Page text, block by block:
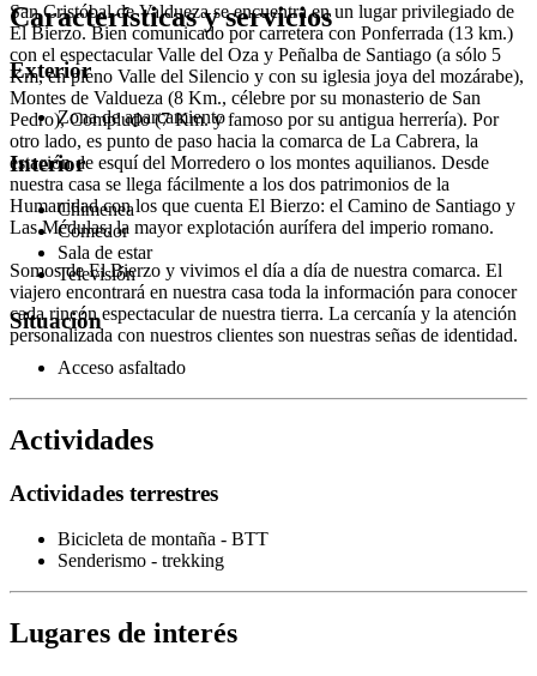
San Cristóbal de Valdueza se encuentra en un lugar privilegiado de
El Bierzo. Bien comunicado por carretera con Ponferrada (13 km.)
con el espectacular Valle del Oza y Peñalba de Santiago (a sólo 5
Km, en pleno Valle del Silencio y con su iglesia joya del mozárabe),
Montes de Valdueza (8 Km., célebre por su monasterio de San
Pedro), Compludo (7 Km. y famoso por su antigua herrería). Por
otro lado, es punto de paso hacia la comarca de La Cabrera, la
estación de esquí del Morredero o los montes aquilianos. Desde
nuestra casa se llega fácilmente a los dos patrimonios de la
Humanidad con los que cuenta El Bierzo: el Camino de Santiago y
Las Médulas, la mayor explotación aurífera del imperio romano.
Somos de El Bierzo y vivimos el día a día de nuestra comarca. El
viajero encontrará en nuestra casa toda la información para conocer
cada rincón espectacular de nuestra tierra. La cercanía y la atención
personalizada con nuestros clientes son nuestras señas de identidad.
Características y servicios
Exterior
Zona de aparcamiento
Interior
Chimenea
Comedor
Sala de estar
Televisión
Situación
Acceso asfaltado
Actividades
Actividades terrestres
Bicicleta de montaña - BTT
Senderismo - trekking
Lugares de interés